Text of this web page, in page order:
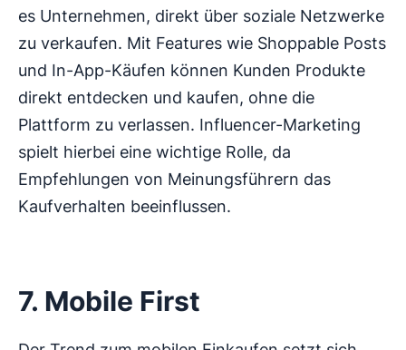
es Unternehmen, direkt über soziale Netzwerke
zu verkaufen. Mit Features wie Shoppable Posts
und In-App-Käufen können Kunden Produkte
direkt entdecken und kaufen, ohne die
Plattform zu verlassen. Influencer-Marketing
spielt hierbei eine wichtige Rolle, da
Empfehlungen von Meinungsführern das
Kaufverhalten beeinflussen.
7. Mobile First